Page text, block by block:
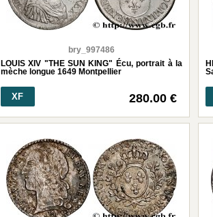
bry_997486
LOUIS XIV "THE SUN KING" Écu, portrait à la
mèche longue 1649 Montpellier
XF 280.00 €